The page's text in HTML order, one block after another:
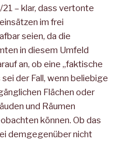
– klar, dass vertonte
im frei
seien, da die
in diesem Umfeld
an, ob eine „faktische
der Fall, wenn beliebige
Flächen oder
und Räumen
können. Ob das
demgegenüber nicht